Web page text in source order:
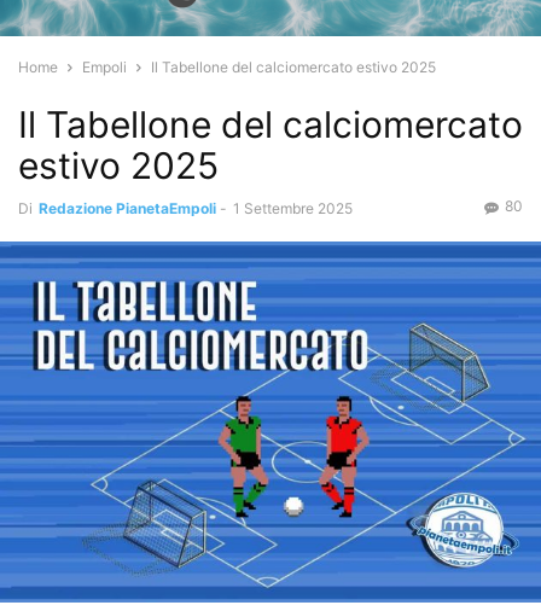
Home Empoli Il Tabellone del calciomercato estivo 2025
Il Tabellone del calciomercato
estivo 2025
Di Redazione PianetaEmpoli - 1 Settembre 2025 80